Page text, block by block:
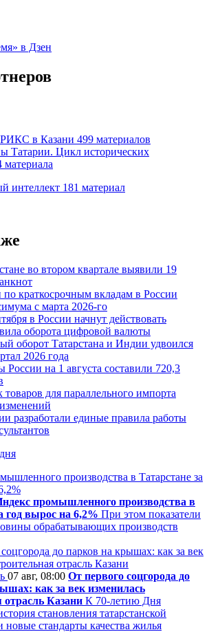
в Дзен
в Казани 499 материалов
Татарии. Цикл исторических
материала
интеллект 181 материал
во втором квартале выявили 19
по краткосрочным вкладам в России
с марта 2026-го
в России начнут действовать
оборота цифровой валюты
оборот Татарстана и Индии удвоился
2026 года
России на 1 августа составили 720,3
товаров для параллельного импорта
разработали единые правила работы
промышленного производства в
год вырос на 6,2% При этом показатели
обрабатывающих производств
07 авг, 08:00 От первого соцгорода до
как за век изменилась
отрасль Казани К 70-летию Дня
становления татарстанской
новые стандарты качества жилья